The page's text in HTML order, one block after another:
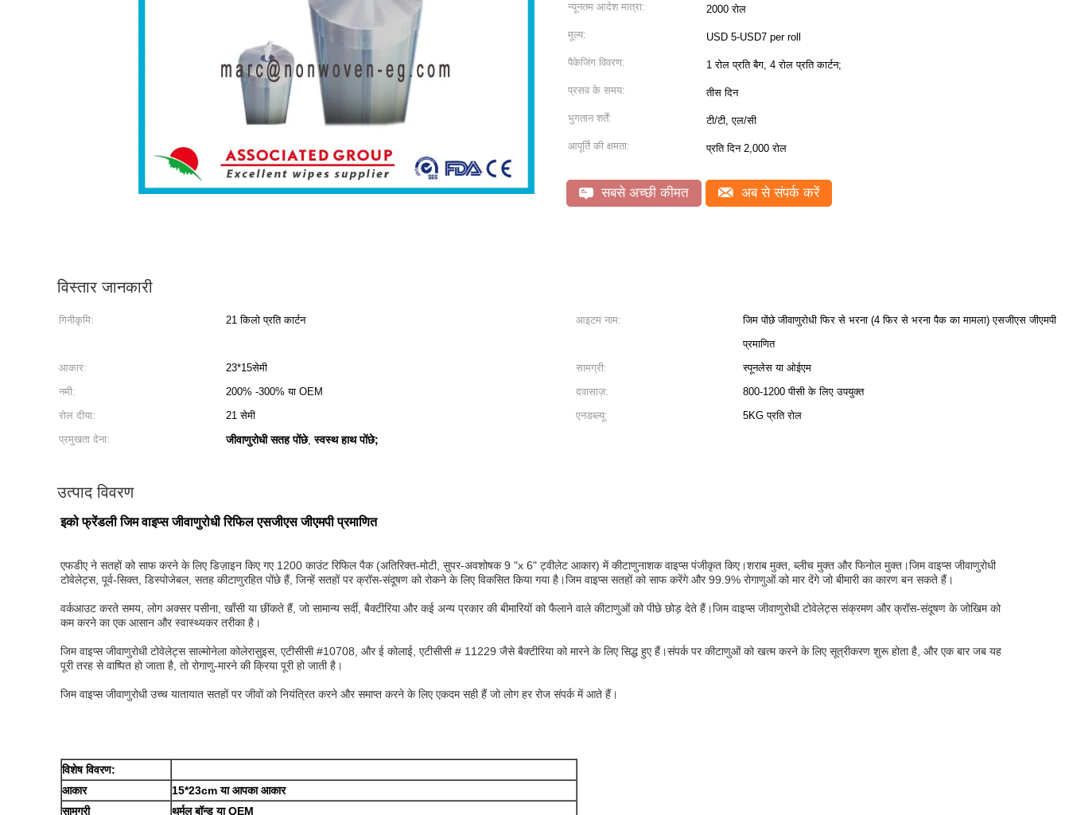
न्यूनतम आदेश मात्रा: 2000 रोल
मूल्य: USD 5-USD7 per roll
पैकेजिंग विवरण: 1 रोल प्रति बैग, 4 रोल प्रति कार्टन;
प्रसव के समय: तीस दिन
भुगतान शर्तें: टी/टी, एल/सी
आपूर्ति की क्षमता: प्रति दिन 2,000 रोल
सबसे अच्छी कीमत अब से संपर्क करें
विस्तार जानकारी
गिनीकृमि: 21 किलो प्रति कार्टन आइटम नाम:
जिम पोंछे जीवाणुरोधी फिर से भरना (4 फिर से भरना पैक का मामला) एसजीएस जीएमपी
प्रमाणित
आकार:
23*15सेमी सामग्री:
स्पूनलेस या ओईएम
नमी:
200% -300% या OEM दवासाज़:
800-1200 पीसी के लिए उपयुक्त
रोल दीया:
21 सेमी एनडब्ल्यू:
5KG प्रति रोल
प्रमुखता देना:
जीवाणुरोधी सतह पोंछे,स्वस्थ हाथ पोंछे;
उत्पाद विवरण
इको फ्रेंडली जिम वाइप्स जीवाणुरोधी रिफिल एसजीएस जीएमपी प्रमाणित
एफडीए ने सतहों को साफ करने के लिए डिज़ाइन किए गए 1200 काउंट रिफिल पैक (अतिरिक्त-मोटी, सुपर-अवशोषक 9 "x 6" ट्वीलेट आकार) में कीटाणुनाशक वाइप्स पंजीकृत किए।शराब मुक्त, ब्लीच मुक्त और फिनोल मुक्त।जिम वाइप्स जीवाणुरोधी
टोवेलेट्स, पूर्व-सिक्त, डिस्पोजेबल, सतह कीटाणुरहित पोंछे हैं, जिन्हें सतहों पर क्रॉस-संदूषण को रोकने के लिए विकसित किया गया है।जिम वाइप्स सतहों को साफ करेंगे और 99.9% रोगाणुओं को मार देंगे जो बीमारी का कारण बन सकते हैं।
वर्कआउट करते समय, लोग अक्सर पसीना, खाँसी या छींकते हैं, जो सामान्य सर्दी, बैक्टीरिया और कई अन्य प्रकार की बीमारियों को फैलाने वाले कीटाणुओं को पीछे छोड़ देते हैं।जिम वाइप्स जीवाणुरोधी टोवेलेट्स संक्रमण और क्रॉस-संदूषण के जोखिम को
कम करने का एक आसान और स्वास्थ्यकर तरीका है।
जिम वाइप्स जीवाणुरोधी टोवेलेट्स साल्मोनेला कोलेरासुइस, एटीसीसी #10708, और ई कोलाई, एटीसीसी # 11229 जैसे बैक्टीरिया को मारने के लिए सिद्ध हुए हैं।संपर्क पर कीटाणुओं को खत्म करने के लिए सूत्रीकरण शुरू होता है, और एक बार जब यह
पूरी तरह से वाष्पित हो जाता है, तो रोगाणु-मारने की क्रिया पूरी हो जाती है।
जिम वाइप्स जीवाणुरोधी उच्च यातायात सतहों पर जीवों को नियंत्रित करने और समाप्त करने के लिए एकदम सही हैं जो लोग हर रोज संपर्क में आते हैं।
विशेष विवरण:
आकार
15*23cm या आपका आकार
सामग्री
थर्मल बॉन्ड या OEM